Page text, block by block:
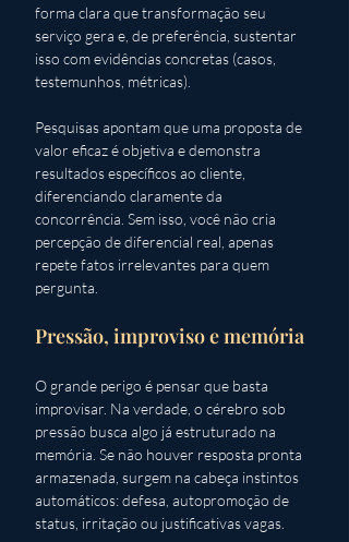
forma clara que transformação seu
serviço gera e, de preferência, sustentar
isso com evidências concretas (casos,
testemunhos, métricas).
Pesquisas apontam que uma proposta de
valor eficaz é objetiva e demonstra
resultados específicos ao cliente,
diferenciando claramente da
concorrência. Sem isso, você não cria
percepção de diferencial real, apenas
repete fatos irrelevantes para quem
pergunta.
Pressão, improviso e memória
O grande perigo é pensar que basta
improvisar. Na verdade, o cérebro sob
pressão busca algo já estruturado na
memória. Se não houver resposta pronta
armazenada, surgem na cabeça instintos
automáticos: defesa, autopromoção de
status, irritação ou justificativas vagas.